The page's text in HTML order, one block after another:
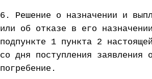
6. Решение о назначении и
или об отказе в его
подпункте 1 пункта 2
со дня поступления заявления
погребение.